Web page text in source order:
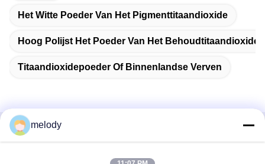
Het Witte Poeder Van Het Pigmenttitaandioxide
Hoog Polijst Het Poeder Van Het Behoudtitaandioxide
Titaandioxidepoeder Of Binnenlandse Verven
Snel contact
melody